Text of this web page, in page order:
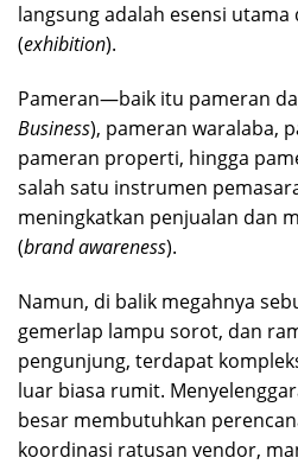
langsung adalah esensi
(exhibition).
Pameran—baik itu pameran
Business), pameran waralaba,
pameran properti, hingga
salah satu instrumen
meningkatkan penjualan dan
(brand awareness).
Namun, di balik megahnya
gemerlap lampu sorot, dan
pengunjung, terdapat
luar biasa rumit.
besar membutuhkan
koordinasi ratusan vendor,